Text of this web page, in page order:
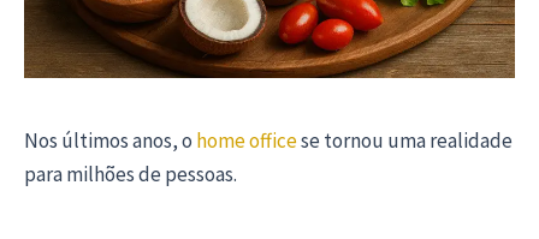
Nos últimos anos, o home officese tornou uma realidade
para milhões de pessoas.